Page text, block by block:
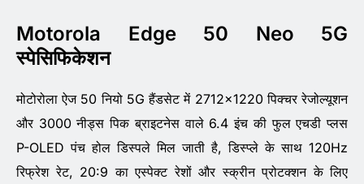
Motorola Edge 50 Neo 5G
स्पेसिफिकेशन
मोटोरोला ऐज 50 नियो 5G हैंडसेट में 2712×1220 पिक्चर रेजोल्यूशन
और 3000 नीड्स पिक ब्राइटनेस वाले 6.4 इंच की फुल एचडी प्लस
P-OLED पंच होल डिस्पले मिल जाती है, डिस्प्ले के साथ 120Hz
रिफ्रेश रेट, 20:9 का एस्पेक्ट रेशों और स्क्रीन प्रोटक्शन के लिए